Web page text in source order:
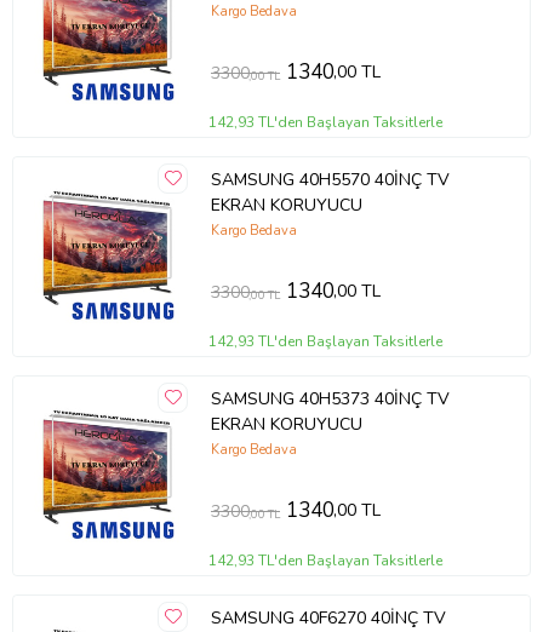
Kargo Bedava
3300,00 TL 1340,00 TL
142,93 TL'den Başlayan Taksitlerle
SAMSUNG 40H5570 40İNÇ TV
EKRAN KORUYUCU
Kargo Bedava
3300,00 TL 1340,00 TL
142,93 TL'den Başlayan Taksitlerle
SAMSUNG 40H5373 40İNÇ TV
EKRAN KORUYUCU
Kargo Bedava
3300,00 TL 1340,00 TL
142,93 TL'den Başlayan Taksitlerle
SAMSUNG 40F6270 40İNÇ TV